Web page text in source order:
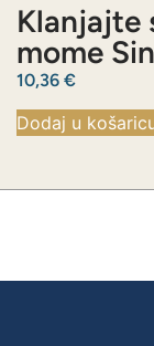
Klanjajte
mome
Slavko
10,36 €
Dodaj u